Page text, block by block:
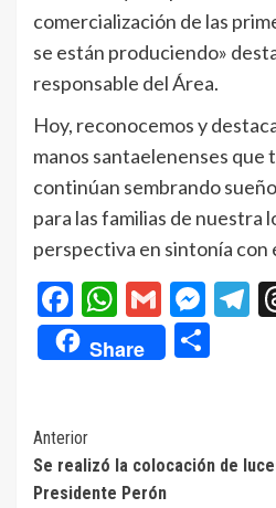
comercialización de las
se están produciendo»
responsable del Área.
Hoy, reconocemos y
manos santaelenenses que
continúan sembrando
para las familias de nuestra
perspectiva en sintonía con
Facebook
Gmail
Share
Navegación
de
Anterior
Se realizó la colocación de
Presidente Perón